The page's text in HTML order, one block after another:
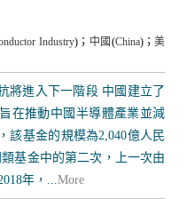
Industry)； 中國 (China)； 美
將進入下一階段 中國建立了
在推動中國半導體產業並減
該基金的規模為2,040億人民
基金中的第二次，上一次由
年，...More